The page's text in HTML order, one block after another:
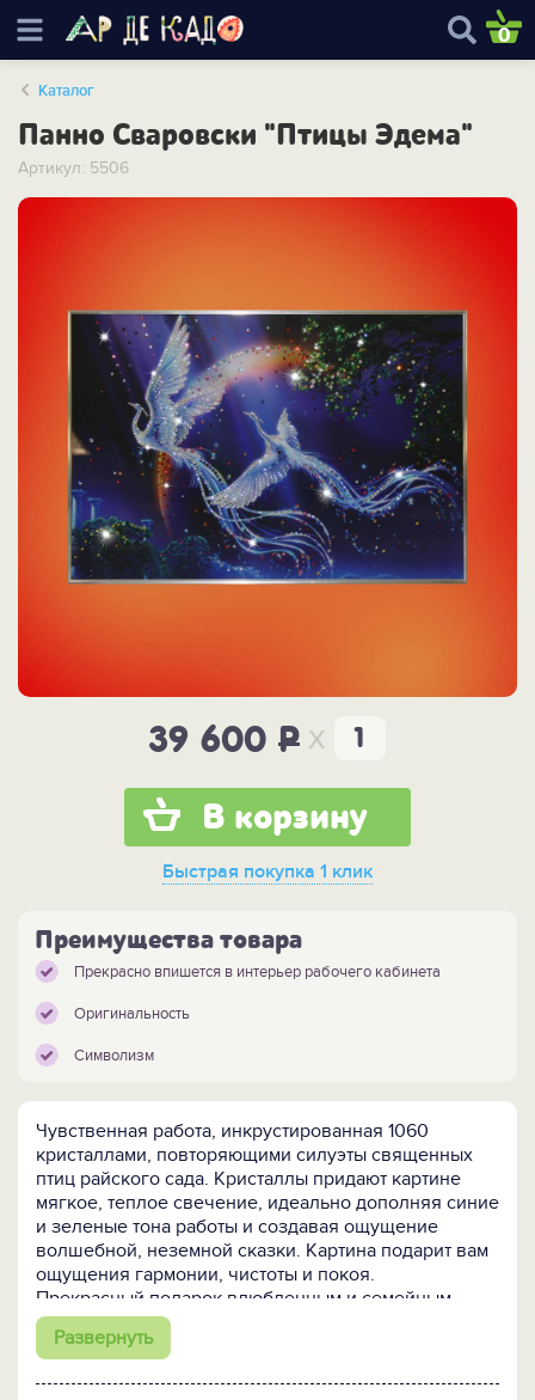
0
Каталог
Панно Сваровски "Птицы Эдема"
Артикул: 5506
39 600 P x
В корзину
Быстрая покупка 1 клик
Преимущества товара
Прекрасно впишется в интерьер рабочего кабинета
Оригинальность
Символизм
Чувственная работа, инкрустированная 1060
кристаллами, повторяющими силуэты священных
птиц райского сада. Кристаллы придают картине
мягкое, теплое свечение, идеально дополняя синие
и зеленые тона работы и создавая ощущение
волшебной, неземной сказки. Картина подарит вам
ощущения гармонии, чистоты и покоя.
Прекрасный подарок влюбленным и семейным
парам.
Развернуть